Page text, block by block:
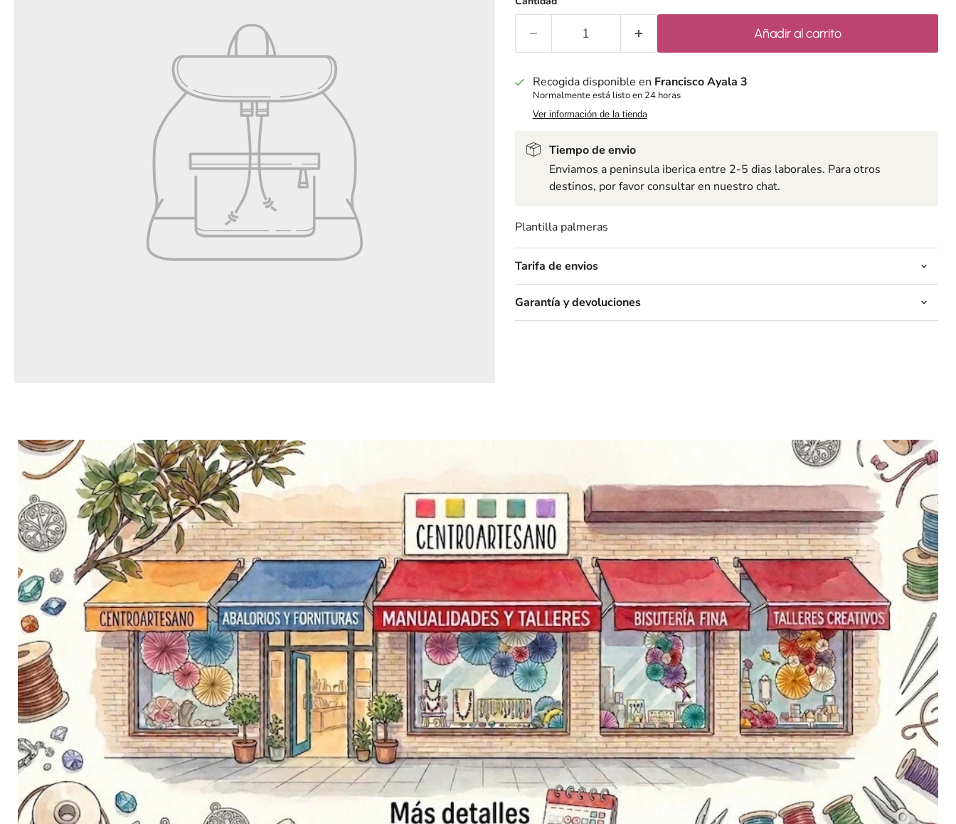
Añadir al carrito
Recogida disponible en Francisco Ayala 3
Normalmente está listo en 24 horas
Ver información de la tienda
Tiempo de envio
Enviamos a peninsula iberica entre 2-5 dias laborales. Para otros
destinos, por favor consultar en nuestro chat.
Plantilla palmeras
Tarifa de envios
Garantía y devoluciones